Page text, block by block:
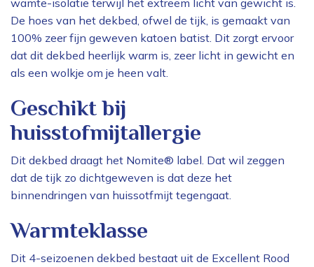
wamte-isolatie terwijl het extreem licht van gewicht is.
De hoes van het dekbed, ofwel de tijk, is gemaakt van
100% zeer fijn geweven katoen batist. Dit zorgt ervoor
dat dit dekbed heerlijk warm is, zeer licht in gewicht en
als een wolkje om je heen valt.
Geschikt bij
huisstofmijtallergie
Dit dekbed draagt het Nomite® label. Dat wil zeggen
dat de tijk zo dichtgeweven is dat deze het
binnendringen van huissotfmijt tegengaat.
Warmteklasse
Dit 4-seizoenen dekbed bestaat uit de Excellent Rood